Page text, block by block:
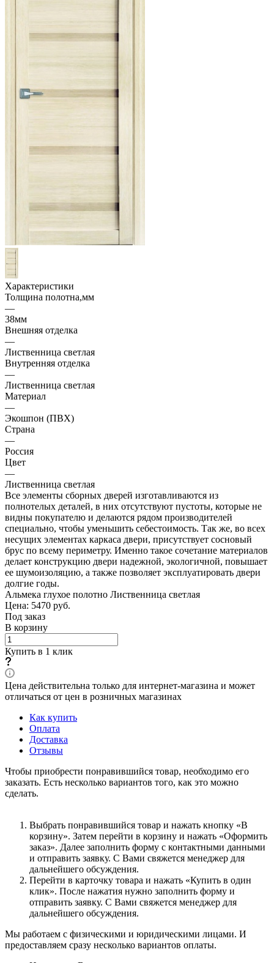
Характеристики
Толщина полотна,мм
—
38мм
Внешняя отделка
—
Лиственница светлая
Внутренняя отделка
—
Лиственница светлая
Материал
—
Экошпон (ПВХ)
Страна
—
Россия
Цвет
—
Лиственница светлая
Все элементы сборных дверей изготавливаются из
полнотелых деталей, в них отсутствуют пустоты, которые не
видны покупателю и делаются рядом производителей
специально, чтобы уменьшить себестоимость. Так же, во всех
несущих элементах каркаса двери, присутствует сосновый
брус по всему периметру. Именно такое сочетание материалов
делает конструкцию двери надежной, экологичной, повышает
ее шумоизоляцию, а также позволяет эксплуатировать двери
долгие годы.
Альмека глухое полотно Лиственница светлая
Цена: 5470 руб.
Под заказ
В корзину
Купить в 1 клик
Цена действительна только для интернет-магазина и может
отличаться от цен в розничных магазинах
Как купить
Оплата
Доставка
Отзывы
Чтобы приобрести понравившийся товар, необходимо его
заказать. Есть несколько вариантов того, как это можно
сделать.
Выбрать понравившийся товар и нажать кнопку «В
корзину». Затем перейти в корзину и нажать «Оформить
заказ». Далее заполнить форму с контактными данными
и отправить заявку. С Вами свяжется менеджер для
дальнейшего обсуждения.
Перейти в карточку товара и нажать «Купить в один
клик». После нажатия нужно заполнить форму и
отправить заявку. С Вами свяжется менеджер для
дальнейшего обсуждения.
Мы работаем с физическими и юридическими лицами. И
предоставляем сразу несколько вариантов оплаты.